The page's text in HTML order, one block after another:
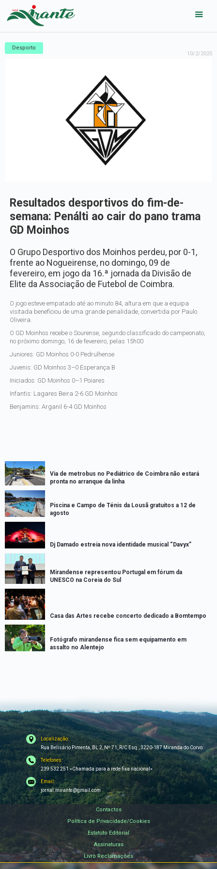
Desporto
10/2/2025
Resultados desportivos do fim-de-
semana: Penálti ao cair do pano trama
GD Moinhos
O Grupo Desportivo dos Moinhos perdeu, por 0-1,
frente ao Nogueirense, no domingo, 09 de
fevereiro, em jogo da 16.ª jornada da Divisão de
Elite da Associação de Futebol de Coimbra.
O jogo esteve empatado até ao minuto 84, altura em que a equipa
visitada beneficiou de uma grande penalidade, convertida por Paulo
Oliveira.
O GD Moinhos recebe o Sourense, segundo classificado do campeonato,
no próximo domingo, 16 de fevereiro, pelas 15h00
Juniores: GD Moinhos 0-0 Pedrulhense
Juvenis: GD Moinhos 3–0 Esperança B
Iniciados: GD Moinhos 0–1 Poiares
Infantis: Lagares Beira 2-6 GD Moinhos
Benjamins: Arganil 6-4 GD Moinhos
Via de metrobus no Pediátrico de Coimbra não estará
pronta no arranque da linha
Piscina e Campo de Ténis da Lousã gratuitos a 12 de
agosto
Dj Damado estreia nova identidade musical “Davyx”
Mirandense representou Portugal em fórum da
UNESCO na Coreia do Sul
Casa das Artes recebe concerto dedicado a Bomtempo
Fotógrafo mirandense fica sem equipamento em
assalto no Alentejo
Localização:
Rua Belisário Pimenta, BL 2, Nº 71, R/C Esq., 3220-187 Miranda do Corvo
Telefones:
239 532 251 «Chamada para a rede fixa nacional»
Email:
jornal.mirante@gmail.com
Contactos
Política de Privacidade/Cookies
Estatuto Editorial
Assinaturas
Livro Reclamações